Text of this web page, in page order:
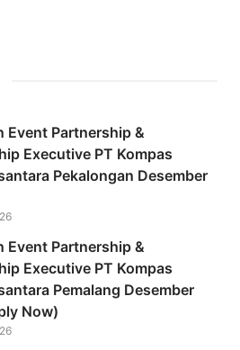
Event Partnership &
Executive PT Kompas
Pekalongan Desember
Event Partnership &
Executive PT Kompas
Pemalang Desember
Now)